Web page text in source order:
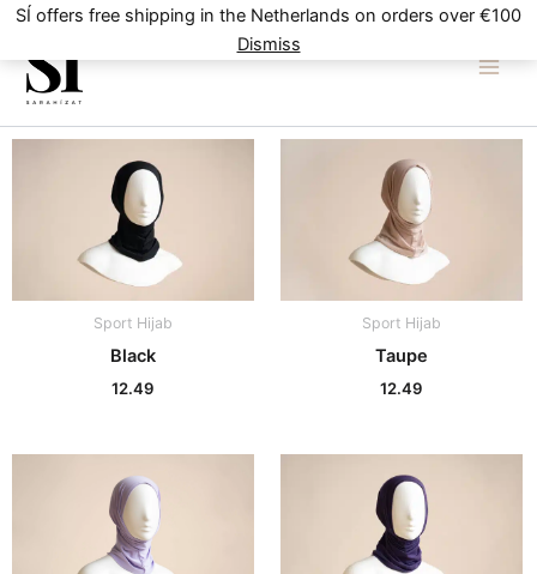
SÍ offers free shipping in the Netherlands on orders over €100
Dismiss
Skip
content
Sport Hijab
Black
12.49
Sport Hijab
Taupe
12.49